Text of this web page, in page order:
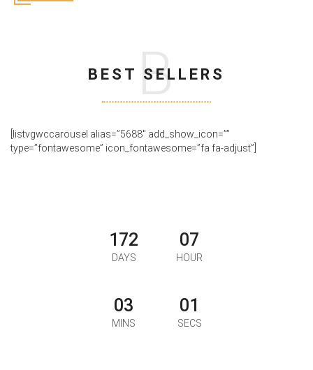
BEST SELLERS
B
[listvgwccarousel alias=”5688″ add_show_icon=””
type=”fontawesome” icon_fontawesome=”fa fa-adjust”]
172
DAYS
07
HOUR
03
MINS
01
SECS